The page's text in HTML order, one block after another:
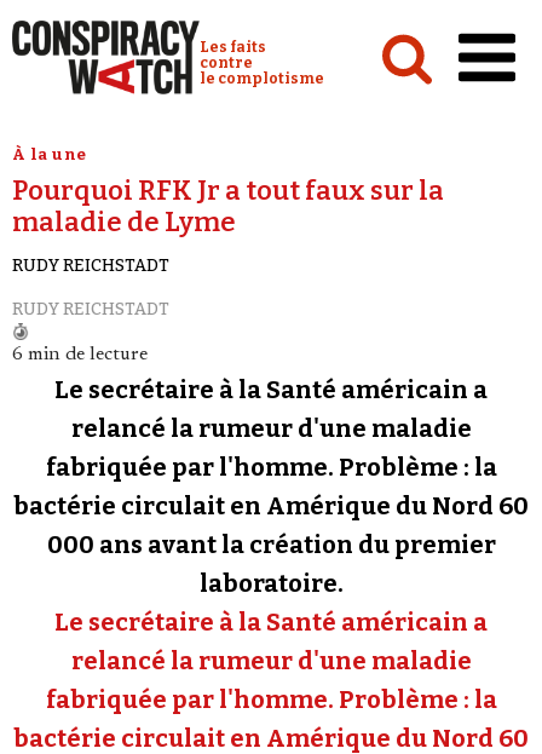
Conspiracy Watch :
Les faits
contre
le complotisme
Analyses
Conspipédia
Revues de presse
Newsletter
Faire un don
Demander à Vera
Se connecter
À la une
Pourquoi RFK Jr a tout faux sur la
maladie de Lyme
RUDY REICHSTADT
RUDY REICHSTADT
6 min de lecture
Le secrétaire à la Santé américain a
relancé la rumeur d'une maladie
fabriquée par l'homme. Problème : la
bactérie circulait en Amérique du Nord 60
000 ans avant la création du premier
laboratoire.
Le secrétaire à la Santé américain a
relancé la rumeur d'une maladie
fabriquée par l'homme. Problème : la
bactérie circulait en Amérique du Nord 60